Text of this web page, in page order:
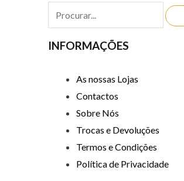
INFORMAÇÕES
As nossas Lojas
Contactos
Sobre Nós
Trocas e Devoluções
Termos e Condições
Política de Privacidade